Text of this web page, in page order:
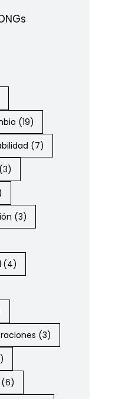
(19)
(7)
(3)
(3)
(4)
(3)
(6)